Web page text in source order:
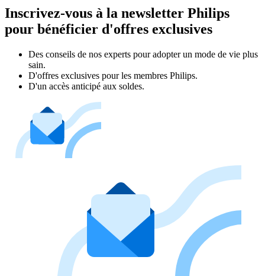
Inscrivez-vous à la newsletter Philips
pour bénéficier d'offres exclusives
Des conseils de nos experts pour adopter un mode de vie plus
sain.
D'offres exclusives pour les membres Philips.
D'un accès anticipé aux soldes.